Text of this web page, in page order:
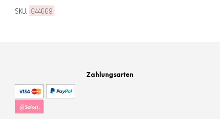
SKU: 644669
Zahlungsarten